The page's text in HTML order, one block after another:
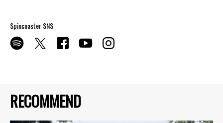
RECOMMEND
Spincoaster SNS